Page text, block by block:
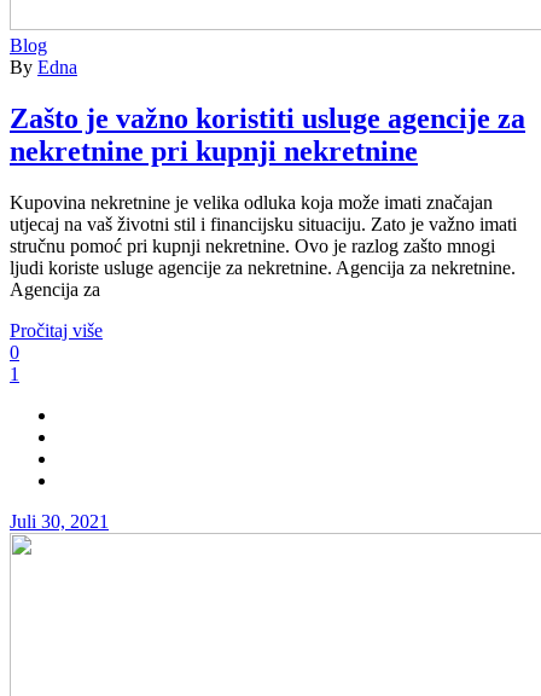
Blog
By Edna
Zašto je važno koristiti usluge agencije za
nekretnine pri kupnji nekretnine
Kupovina nekretnine je velika odluka koja može imati značajan
utjecaj na vaš životni stil i financijsku situaciju. Zato je važno imati
stručnu pomoć pri kupnji nekretnine. Ovo je razlog zašto mnogi
ljudi koriste usluge agencije za nekretnine. Agencija za nekretnine.
Agencija za
Pročitaj više
0
1
Juli 30, 2021